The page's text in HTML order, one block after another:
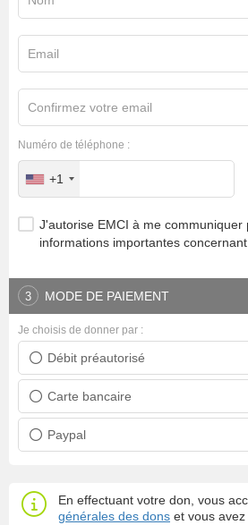
Email
Confirmez votre email
Numéro de téléphone :
+1
J'autorise EMCI à me communiquer
informations importantes
3 MODE DE PAIEMENT
Débit préautorisé
Prélèvement bancaire
Carte bancaire
Carte bancaire
Paypal
Paypal
Je choisis de donner par :
En effectuant votre don, vous
générales des dons et vous avez